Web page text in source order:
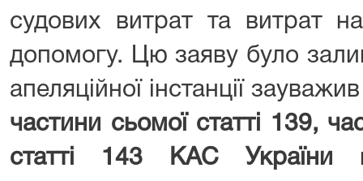
судових витрат та витрат
допомогу. Цю заяву було
апеляційної інстанції
частини сьомої статті 139,
статті 143 КАС України